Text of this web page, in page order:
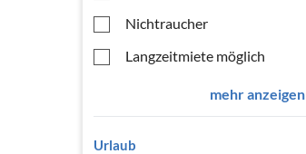
Nichtraucher
Langzeitmiete möglich
mehr anzeigen
Urlaub